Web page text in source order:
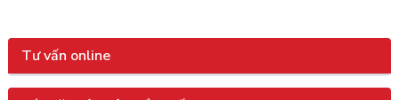
Tư vấn online